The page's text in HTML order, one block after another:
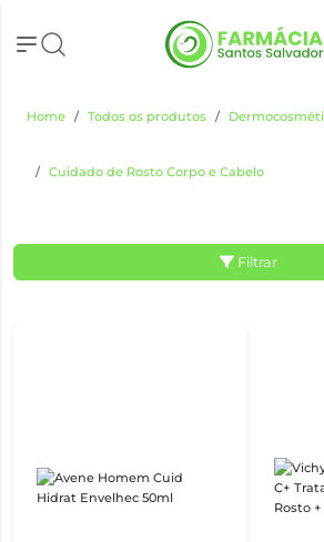
Home Todos os produtos
Cuidado de Rosto Corpo e Cabelo
Filtrar